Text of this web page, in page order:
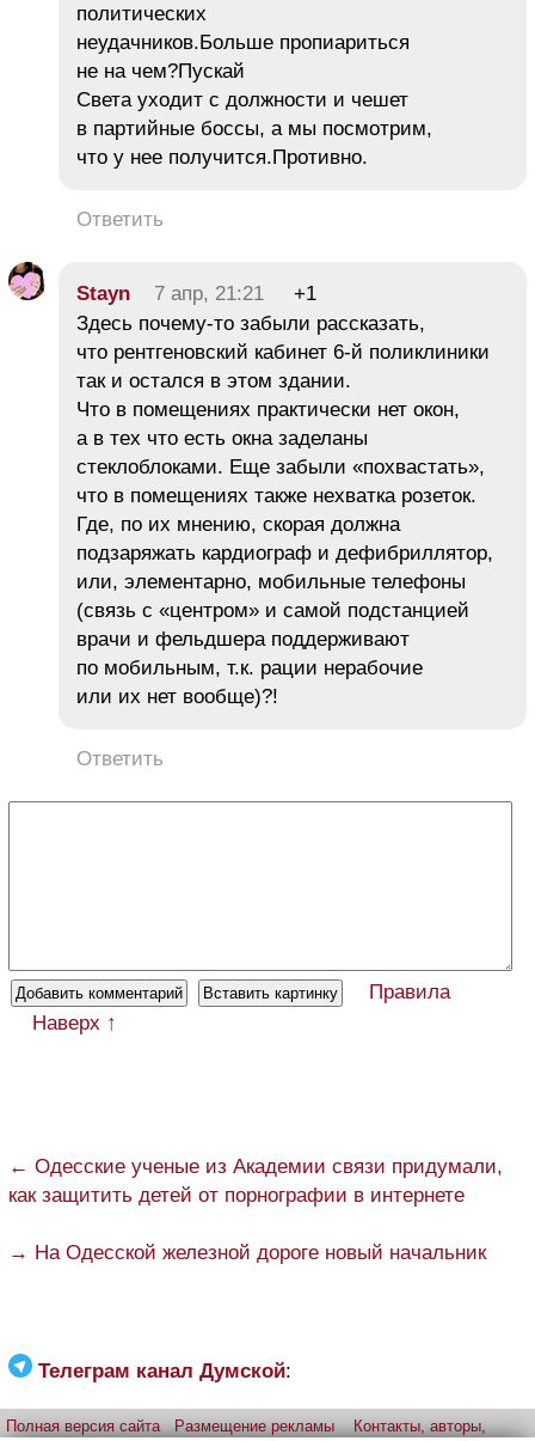
политических
неудачников.Больше пропиариться
не на чем?Пускай
Света уходит с должности и чешет
в партийные боссы, а мы посмотрим,
что у нее получится.Противно.
Ответить
Stayn 7 апр, 21:21
+1
Здесь почему-то забыли рассказать,
что рентгеновский кабинет 6-й поликлиники
так и остался в этом здании.
Что в помещениях практически нет окон,
а в тех что есть окна заделаны
стеклоблоками. Еще забыли «похвастать»,
что в помещениях также нехватка розеток.
Где, по их мнению, скорая должна
подзаряжать кардиограф и дефибриллятор,
или, элементарно, мобильные телефоны
(связь с «центром» и самой подстанцией
врачи и фельдшера поддерживают
по мобильным, т.к. рации нерабочие
или их нет вообще)?!
Ответить
Правила
Наверх ↑
← Одесские ученые из Академии связи придумали,
как защитить детей от порнографии в интернете
→ На Одесской железной дороге новый начальник
Телеграм канал Думской:
Полная версия сайта Размещение рекламы Контакты, авторы,